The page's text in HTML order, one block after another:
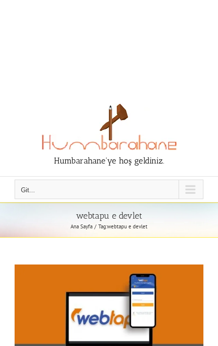
Humbarahane'ye hoş geldiniz.
Git...
webtapu e devlet
Ana Sayfa Tag:webtapu e devlet